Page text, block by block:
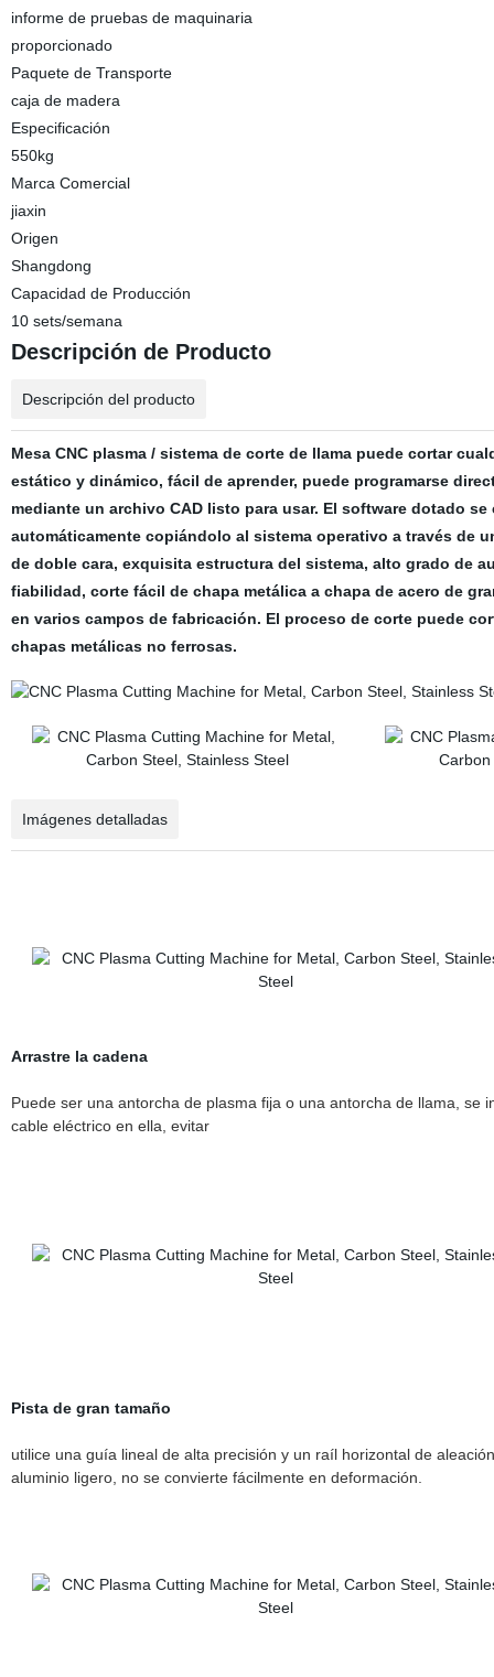
informe de pruebas de maquinaria
proporcionado
Paquete de Transporte
caja de madera
Especificación
550kg
Marca Comercial
jiaxin
Origen
Shangdong
Capacidad de Producción
10 sets/semana
Descripción de Producto
Descripción del producto
Mesa CNC plasma / sistema de corte de llama puede cortar
estático y dinámico, fácil de aprender, puede programarse
mediante un archivo CAD listo para usar. El software dotado
automáticamente copiándolo al sistema operativo a través de
de doble cara, exquisita estructura del sistema, alto grado de
fiabilidad, corte fácil de chapa metálica a chapa de acero de
en varios campos de fabricación. El proceso de corte puede
chapas metálicas no ferrosas.
Imágenes detalladas
Arrastre la cadena
Puede ser una antorcha de plasma fija o una antorcha de llama, se
cable eléctrico en ella, evitar
Pista de gran tamaño
utilice una guía lineal de alta precisión y un raíl horizontal de
aluminio ligero, no se convierte fácilmente en deformación.